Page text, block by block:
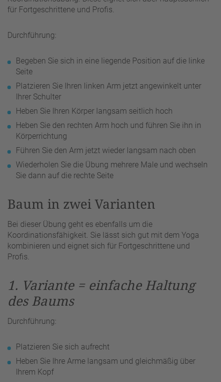
für Fortgeschrittene und Profis.
Durchführung:
Begeben Sie sich in eine liegende Position auf die linke
Seite
Platzieren Sie Ihren linken Arm jetzt angewinkelt unter
Ihrer Schulter
Heben Sie Ihren Körper langsam seitlich hoch
Heben Sie den rechten Arm hoch und führen Sie ihn in
Körperrichtung
Führen Sie den Arm jetzt wieder langsam nach oben
Wiederholen Sie die Übung mehrere Male und wechseln
Sie dann auf die rechte Seite
Baum in zwei Varianten
Bei dieser Übung geht es ebenfalls um die
Koordinationsfähigkeit. Sie lässt sich gut mit dem Yoga
kombinieren und eignet sich für Fortgeschrittene und
Profis.
1. Variante = einfache Haltung
des Baums
Durchführung:
Platzieren Sie sich aufrecht
Heben Sie Ihre Arme langsam und gleichmäßig über
Ihrem Kopf